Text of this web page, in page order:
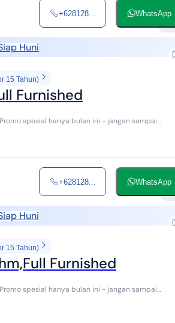
+628128... WhatsApp
Huni
15 Tahun)
Furnished
+628128... WhatsApp
Huni
15 Tahun)
Furnished